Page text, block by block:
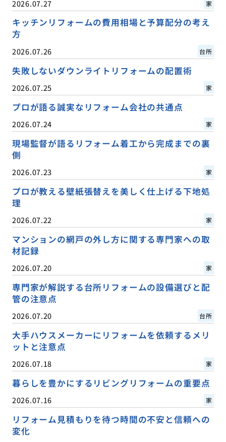
2026.07.27 家
キッチンリフォームの費用相場と予算配分の考え
方
2026.07.26 台所
失敗しないダウンライトリフォームの配置術
2026.07.25 家
プロが語る誠実なリフォーム会社の共通点
2026.07.24 家
現場監督が語るリフォーム着工から完成までの裏
側
2026.07.23 家
プロが教える壁紙張替えを美しく仕上げる下地処
理
2026.07.22 家
マンションの網戸の外し方に関する専門家への取
材記録
2026.07.20 家
専門家が解説する台所リフォームの設備選びと配
管の注意点
2026.07.20 台所
大手ハウスメーカーにリフォームを依頼するメリ
ットと注意点
2026.07.18 家
暮らしを豊かにするリビングリフォームの重要点
2026.07.16 家
リフォーム見積もりを待つ時間の不安と信頼への
変化